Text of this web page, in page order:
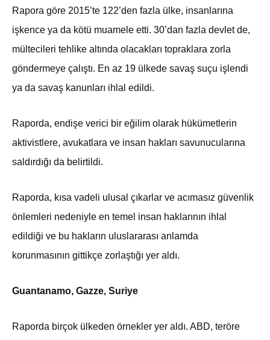
Rapora göre 2015’te 122’den fazla ülke, insanlarına
işkence ya da kötü muamele etti. 30’dan fazla devlet de,
mültecileri tehlike altında olacakları topraklara zorla
göndermeye çalıştı. En az 19 ülkede savaş suçu işlendi
ya da savaş kanunları ihlal edildi.
Raporda, endişe verici bir eğilim olarak hükümetlerin
aktivistlere, avukatlara ve insan hakları savunucularına
saldırdığı da belirtildi.
Raporda, kısa vadeli ulusal çıkarlar ve acımasız güvenlik
önlemleri nedeniyle en temel insan haklarının ihlal
edildiği ve bu hakların uluslararası anlamda
korunmasının gittikçe zorlaştığı yer aldı.
Guantanamo, Gazze, Suriye
Raporda birçok ülkeden örnekler yer aldı. ABD, teröre